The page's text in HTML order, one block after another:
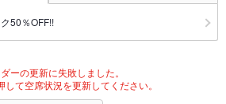
50％OFF!!
ーの更新に失敗しました。
して空席状況を更新してください。